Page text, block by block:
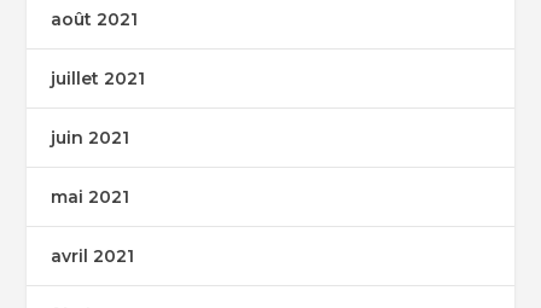
août 2021
juillet 2021
juin 2021
mai 2021
avril 2021